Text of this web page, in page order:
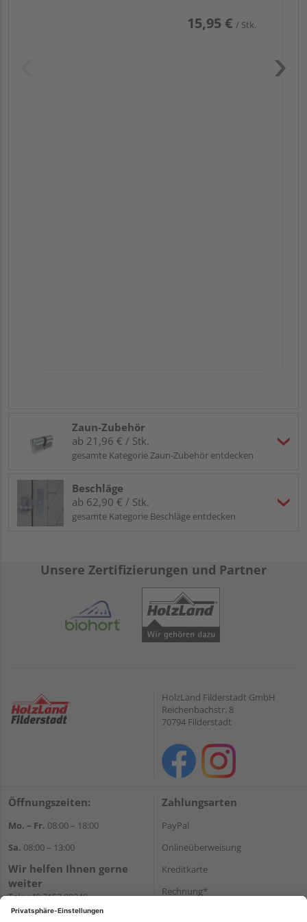
15,95 € / Stk.
Zaun-Zubehör
ab 21,96 € / Stk.
gesamte Kategorie Zaun-Zubehör entdecken
Beschläge
ab 62,90 € / Stk.
gesamte Kategorie Beschläge entdecken
Unsere Zertifizierungen und Partner
HolzLand Filderstadt GmbH
Reichenbachstr. 8
70794 Filderstadt
Öffnungszeiten:
Mo. – Fr. 08:00 – 18:00
Sa. 08:00 – 13:00
Wir helfen Ihnen gerne
weiter
Tel.:+49 7157 88240
E-Mail:shop@holzland-
Zahlungsarten
PayPal
Onlineüberweisung
Kreditkarte
Rechnung*